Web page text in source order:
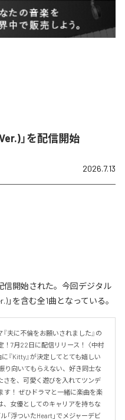
」を配信開始
2026.7.13
信開始された。今回デジタル
」を含む全1曲となっている。
夫に不倫をお願いされました』の
！7月22日に配信リリース！ 〈中村
『Kitty』が決定してとても嬉しい
り向いてもらえない、好き同士な
さを、可愛く遊びを入れてツンデ
す！ ぜひドラマと一緒に楽曲を楽
、女優としてのキャリアを持ちな
浮ついたHeart」でメジャーデビ